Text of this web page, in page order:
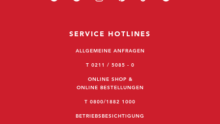
SERVICE HOTLINES
ALLGEMEINE ANFRAGEN
T 0211 / 5085 - 0
ONLINE SHOP &
ONLINE BESTELLUNGEN
T 0800/1882 1000
BETRIEBSBESICHTIGUNG